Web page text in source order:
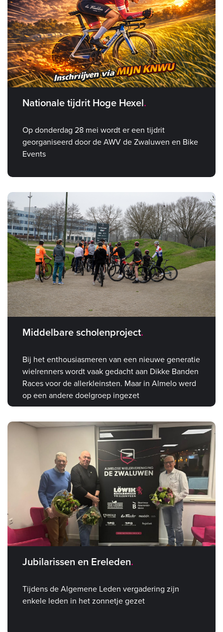
Nationale tijdrit Hoge Hexel
Op donderdag 28 mei wordt er een tijdrit
georganiseerd door de AWV de Zwaluwen en Bike
Events
Middelbare scholenproject
Bij het enthousiasmeren van een nieuwe generatie
wielrenners wordt vaak gedacht aan Dikke Banden
Races voor de allerkleinsten. Maar in Almelo werd
op een andere doelgroep ingezet
Jubilarissen en Ereleden
Tijdens de Algemene Leden vergadering zijn
enkele leden in het zonnetje gezet